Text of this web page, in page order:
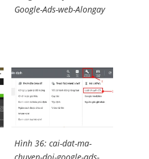
Google-Ads-web-Alongay
Hình 36: cai-dat-ma-